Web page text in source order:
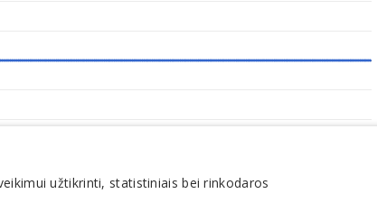
užtikrinti, statistiniais bei rinkodaros